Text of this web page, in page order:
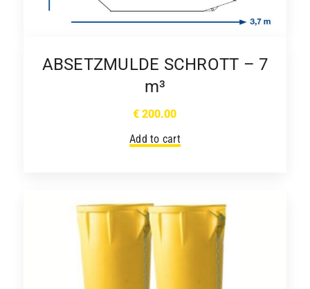
ABSETZMULDE SCHROTT – 7
m³
€ 200.00
Add to cart